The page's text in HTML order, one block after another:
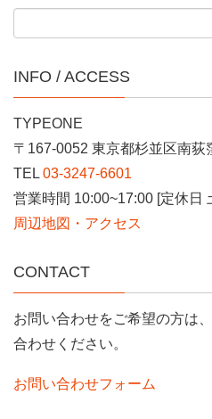
INFO / ACCESS
TYPEONE
〒167-0052 東京都杉並区南荻
TEL 03-3247-6601
営業時間 10:00~17:00 [定休日
周辺地図・アクセス
CONTACT
お問い合わせをご希望の方は
合わせください。
お問い合わせフォーム